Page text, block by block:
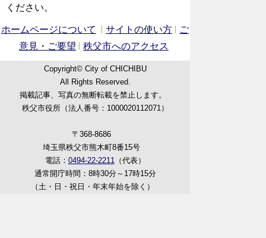
ください。
ホームページについて サイトの使い方
ご
意見・ご要望
秩父市へのアクセス
Copyright© City of CHICHIBU
All Rights Reserved.
掲載記事、写真の無断転載を禁止します。
秩父市役所（法人番号：1000020112071）
〒368-8686
埼玉県秩父市熊木町8番15号
電話： 0494-22-2211（代表）
通常開庁時間：8時30分～17時15分
（土・日・祝日・年末年始を除く）